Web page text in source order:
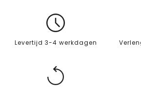
Levertijd 3-4 werkdagen